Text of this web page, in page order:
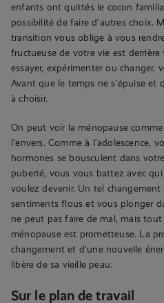
enfants ont quittés le cocon
possibilité de faire d’autres choix.
transition vous oblige à vous
fructueuse de votre vie est
essayer, expérimenter ou changer,
Avant que le temps ne s’épuise et
à choisir.
On peut voir la ménopause
l’envers. Comme à l’adolescence,
hormones se bousculent dans
puberté, vous vous battez avec
voulez devenir. Un tel
sentiments flous et vous plonger
ne peut pas faire de mal, mais
ménopause est prometteuse. La
changement et d’une nouvelle
libère de sa vieille peau.
Sur le plan de travail